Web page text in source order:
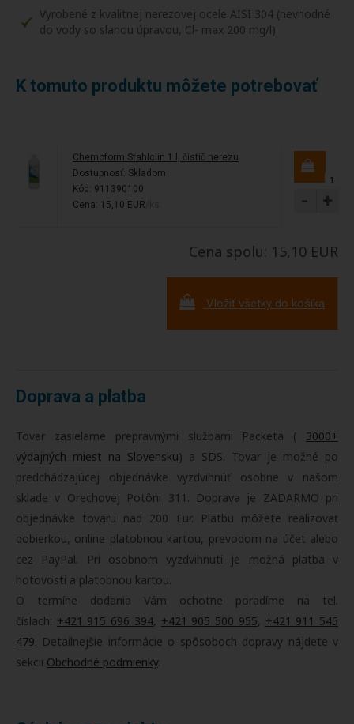
Vyrobené z kvalitnej nerezovej ocele AISI 304 (nevhodné
do vody so slanou úpravou, Cl- max 200 mg/l)
K tomuto produktu môžete potrebovať
Chemoform Stahlclin 1 l, čistič nerezu
Dostupnosť: Skladom
Kód: 911390100
Cena: 15,10 EUR
- +
Cena spolu: 15,10 EUR
Vložiť všetky do košíka
Doprava a platba
Tovar zasielame prepravnými službami Packeta ( 3000+
výdajných miest na Slovensku) a SDS. Tovar je možné po
predchádzajúcej objednávke vyzdvihnúť osobne v našom
sklade v Orechovej Potôni 311. Doprava je ZADARMO pri
objednávke tovaru nad 200 Eur. Platbu môžete realizovať
dobierkou, online platobnou kartou, prevodom na účet alebo
cez PayPal. Pri osobnom vyzdvihnutí je možná platba v
hotovosti a platobnou kartou.
O termíne dodania Vám ochotne poradíme na tel.
číslach: +421 915 696 394, +421 905 500 955, +421 911 545
479. Detailnejšie informácie o spôsoboch dopravy nájdete v
sekcii Obchodné podmienky.